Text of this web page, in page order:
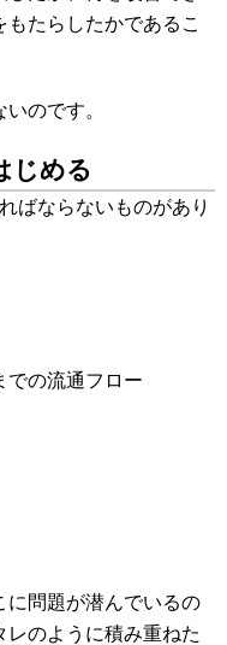
たらしたかであるこ
のです。
じめる
ばならないものがあり
での流通フロー
に問題が潜んでいるの
のように積み重ねた